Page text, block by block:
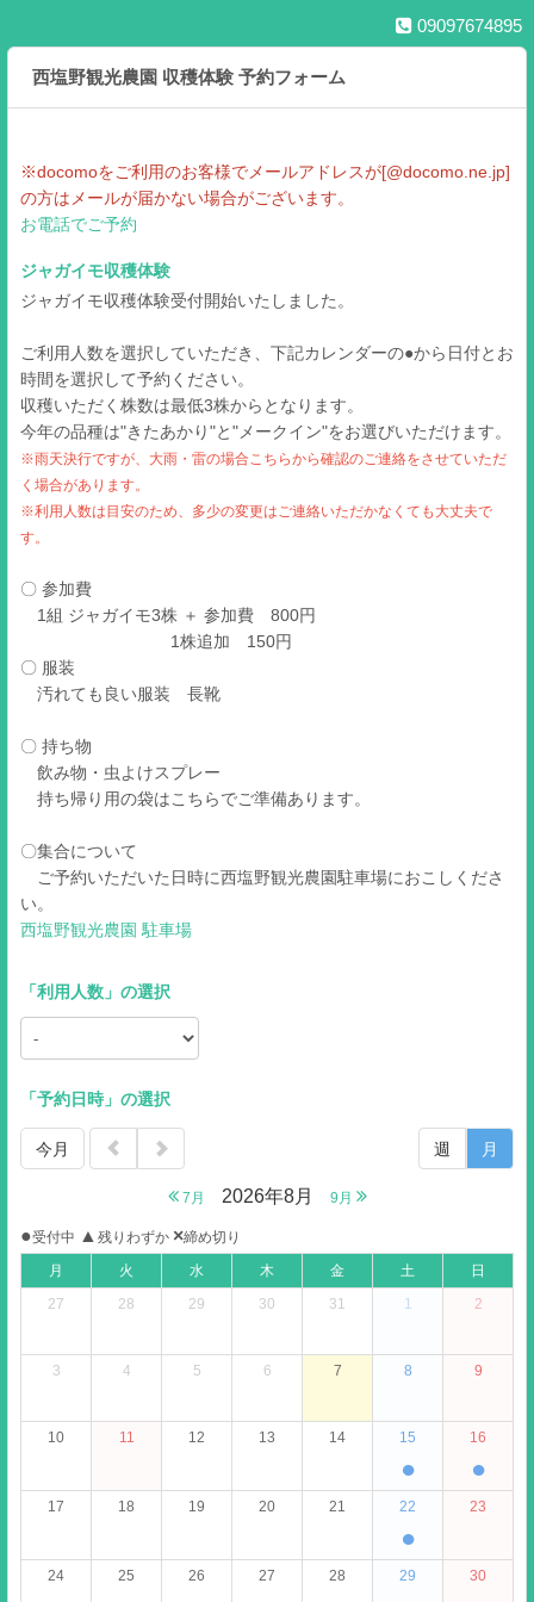
09097674895
西塩野観光農園 収穫体験 予約フォーム
※docomoをご利用のお客様でメールアドレスが[@docomo.ne.jp]
の方はメールが届かない場合がございます。
お電話でご予約
ジャガイモ収穫体験
ジャガイモ収穫体験受付開始いたしました。
ご利用人数を選択していただき、下記カレンダーの●から日付とお
時間を選択して予約ください。
収穫いただく株数は最低3株からとなります。
今年の品種は"きたあかり"と"メークイン"をお選びいただけます。
※雨天決行ですが、大雨・雷の場合こちらから確認のご連絡をさせていただ
く場合があります。
※利用人数は目安のため、多少の変更はご連絡いただかなくても大丈夫で
す。
〇 参加費
1組 ジャガイモ3株 ＋ 参加費 800円
1株追加 150円
〇 服装
汚れても良い服装 長靴
〇 持ち物
飲み物・虫よけスプレー
持ち帰り用の袋はこちらでご準備あります。
〇集合について
ご予約いただいた日時に西塩野観光農園駐車場におこしくださ
い。
西塩野観光農園 駐車場
「利用人数 」の選択
「予約日時」の選択
今月
7月 2026年8月 9月
週 月
●受付中 ▲ 残りわずか ×締め切り
月
火 水 木 金 土
日
27
28 29 30 31 1 2
3 4 5 6 7 8 9
10 11 12 13 14 15
●
16
●
17 18 19 20 21 22
●
23
24 25 26 27 28 29 30